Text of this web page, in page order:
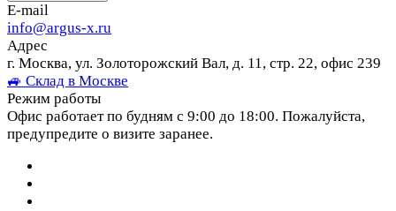
E-mail
info@argus-x.ru
Адрес
г. Москва, ул. Золоторожский Вал, д. 11, стр. 22, офис 239
🚙 Склад в Москве
Режим работы
Офис работает по будням с 9:00 до 18:00. Пожалуйста,
предупредите о визите заранее.